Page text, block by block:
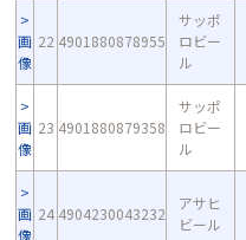
画
像
22 4901880878955
サッポ
ロビー
ル
画
像
23 4901880879358
サッポ
ロビー
ル
画
像
24 4904230043232
アサヒ
ビール